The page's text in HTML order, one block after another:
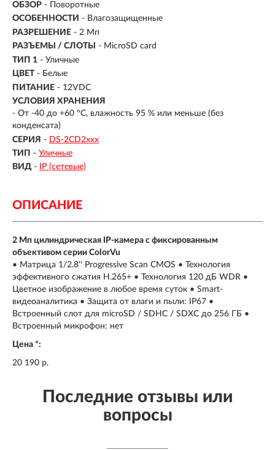
ОБЗОР - Поворотные
ОСОБЕННОСТИ - Влагозащищенные
РАЗРЕШЕНИЕ - 2 Мп
РАЗЪЕМЫ / СЛОТЫ
- MicroSD card
ТИП 1 - Уличные
ЦВЕТ - Белые
ПИТАНИЕ - 12VDC
УСЛОВИЯ ХРАНЕНИЯ
- От -40 до +60 °C, влажность 95 % или меньше (без
конденсата)
СЕРИЯ - DS-2CD2xxx
ТИП - Уличные
ВИД - IP (сетевые)
ОПИСАНИЕ
2 Мп цилиндрическая IP-камера с фиксированным
объективом серии ColorVu
• Матрица 1/2.8'' Progressive Scan CMOS • Технология
эффективного сжатия H.265+ • Технология 120 дБ WDR •
Цветное изображение в любое время суток • Smart-
видеоаналитика • Защита от влаги и пыли: IP67 •
Встроенный слот для microSD / SDHC / SDXC до 256 ГБ •
Встроенный микрофон: нет
Цена *:
20 190 р.
Последние отзывы или
вопросы